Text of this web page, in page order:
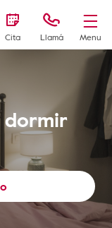
Cita Llamá Menu